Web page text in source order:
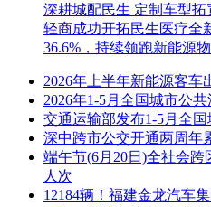
深耕城配民生 定制车型
轻商成功开拓民生医疗全
36.6%，持续领跑新能源
2026年上半年新能源客车
2026年1-5月全国城市公
交通运输部发布1-5月全
深中跨市公交开通两周年
端午节(6月20日)全社会跨
人次
12184辆！福建金龙汽车